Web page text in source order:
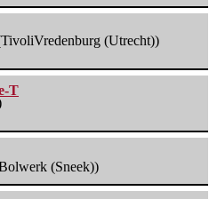
(Utrecht))
T
(Sneek))